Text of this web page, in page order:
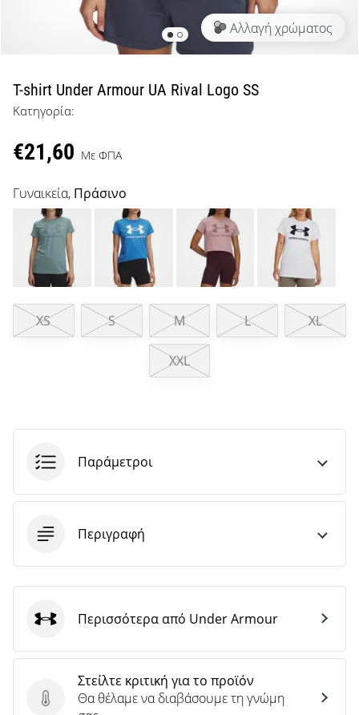
μπάσκετ
όπως
εμείς;
μαζί
ως
πρεσβευτής
της
μάρκας
μας.
Εμφάνιση
Αλλαγή χρώματος
T-shirt Under Armour UA Rival Logo SS
Κατηγορία:
€21,60 Με ΦΠΑ
Γυναικεία, Πράσινο
XS S M L XL
XXL
Παράμετροι
Περιγραφή
Στείλτε κριτική για το προϊόν
Στείλτε κριτική για το προϊόν
Θα θέλαμε να διαβάσουμε τη γνώμη
Under Armour
Περισσότερα από Under Armour